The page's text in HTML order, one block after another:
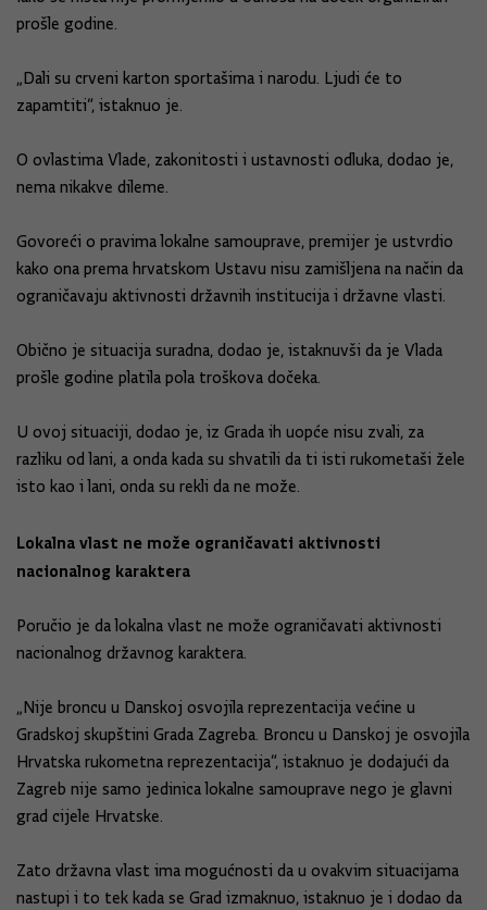
prošle godine.
„Dali su crveni karton sportašima i narodu. Ljudi će to
zapamtiti“, istaknuo je.
O ovlastima Vlade, zakonitosti i ustavnosti odluka, dodao je,
nema nikakve dileme.
Govoreći o pravima lokalne samouprave, premijer je ustvrdio
kako ona prema hrvatskom Ustavu nisu zamišljena na način da
ograničavaju aktivnosti državnih institucija i državne vlasti.
Obično je situacija suradna, dodao je, istaknuvši da je Vlada
prošle godine platila pola troškova dočeka.
U ovoj situaciji, dodao je, iz Grada ih uopće nisu zvali, za
razliku od lani, a onda kada su shvatili da ti isti rukometaši žele
isto kao i lani, onda su rekli da ne može.
Lokalna vlast ne može ograničavati aktivnosti
nacionalnog karaktera
Poručio je da lokalna vlast ne može ograničavati aktivnosti
nacionalnog državnog karaktera.
„Nije broncu u Danskoj osvojila reprezentacija većine u
Gradskoj skupštini Grada Zagreba. Broncu u Danskoj je osvojila
Hrvatska rukometna reprezentacija“, istaknuo je dodajući da
Zagreb nije samo jedinica lokalne samouprave nego je glavni
grad cijele Hrvatske.
Zato državna vlast ima mogućnosti da u ovakvim situacijama
nastupi i to tek kada se Grad izmaknuo, istaknuo je i dodao da